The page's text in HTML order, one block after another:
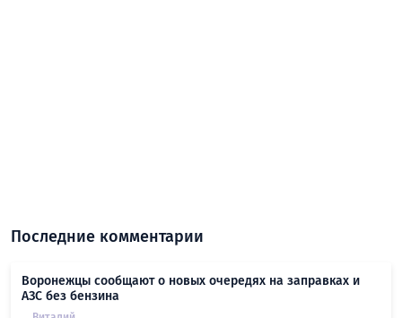
Последние комментарии
Воронежцы сообщают о новых очередях на заправках и
АЗС без бензина